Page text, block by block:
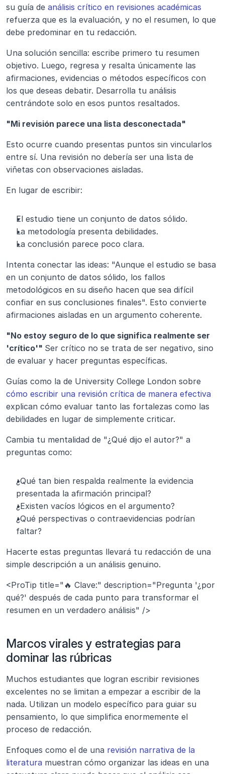
su guía de análisis crítico en revisiones académicas
refuerza que es la evaluación, y no el resumen, lo que
debe predominar en tu redacción.
Una solución sencilla: escribe primero tu resumen
objetivo. Luego, regresa y resalta únicamente las
afirmaciones, evidencias o métodos específicos con
los que deseas debatir. Desarrolla tu análisis
centrándote solo en esos puntos resaltados.
"Mi revisión parece una lista desconectada"
Esto ocurre cuando presentas puntos sin vincularlos
entre sí. Una revisión no debería ser una lista de
viñetas con observaciones aisladas.
En lugar de escribir:
El estudio tiene un conjunto de datos sólido.
La metodología presenta debilidades.
La conclusión parece poco clara.
Intenta conectar las ideas: "Aunque el estudio se basa
en un conjunto de datos sólido, los fallos
metodológicos en su diseño hacen que sea difícil
confiar en sus conclusiones finales". Esto convierte
afirmaciones aisladas en un argumento coherente.
"No estoy seguro de lo que significa realmente ser
'crítico'" Ser crítico no se trata de ser negativo, sino
de evaluar y hacer preguntas específicas.
Guías como la de University College London sobre
cómo escribir una revisión crítica de manera efectiva
explican cómo evaluar tanto las fortalezas como las
debilidades en lugar de simplemente criticar.
Cambia tu mentalidad de "¿Qué dijo el autor?" a
preguntas como:
¿Qué tan bien respalda realmente la evidencia
presentada la afirmación principal?
¿Existen vacíos lógicos en el argumento?
¿Qué perspectivas o contraevidencias podrían
faltar?
Hacerte estas preguntas llevará tu redacción de una
simple descripción a un análisis genuino.
<ProTip title="🔥 Clave:" description="Pregunta '¿por
qué?' después de cada punto para transformar el
resumen en un verdadero análisis" />
Marcos virales y estrategias para
dominar las rúbricas
Muchos estudiantes que logran escribir revisiones
excelentes no se limitan a empezar a escribir de la
nada. Utilizan un modelo específico para guiar su
pensamiento, lo que simplifica enormemente el
proceso de redacción.
Enfoques como el de una revisión narrativa de la
literatura muestran cómo organizar las ideas en una